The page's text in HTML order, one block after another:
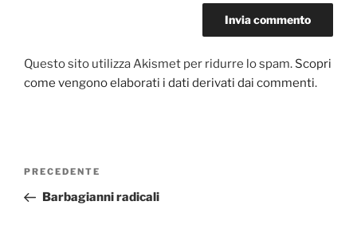
Questo sito utilizza Akismet per ridurre lo spam. Scopri
come vengono elaborati i dati derivati dai commenti.
Navigazione
Articolo
precedente:
PRECEDENTE
Barbagianni radicali